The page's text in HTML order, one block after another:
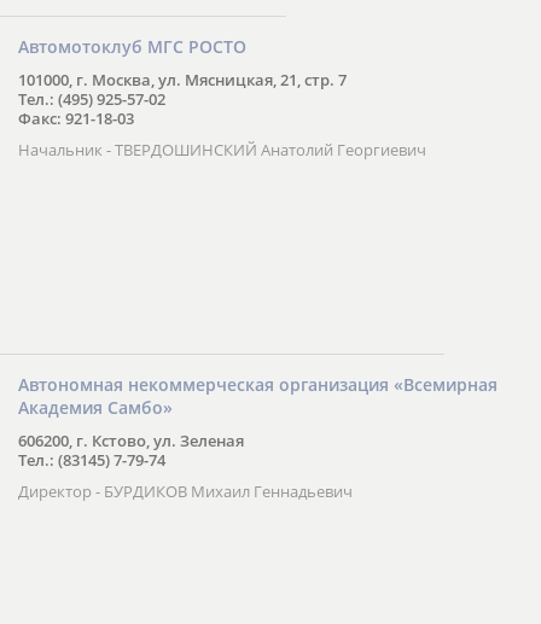
Автомотоклуб МГС РОСТО
101000, г. Москва, ул. Мясницкая, 21, стр. 7
Тел.: (495) 925-57-02
Факс: 921-18-03
Начальник - ТВЕРДОШИНСКИЙ Анатолий Георгиевич
Автономная некоммерческая организация «Всемирная
Академия Самбо»
606200, г. Кстово, ул. Зеленая
Тел.: (83145) 7-79-74
Директор - БУРДИКОВ Михаил Геннадьевич